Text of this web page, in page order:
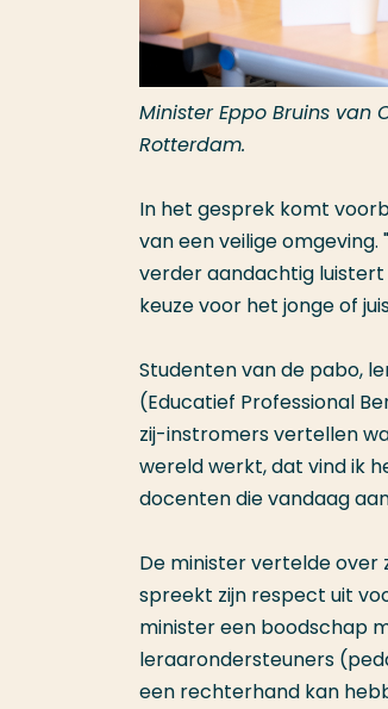
Minister Eppo Bruins van
Rotterdam.
In het gesprek komt
van een veilige
verder aandachtig
keuze voor het jonge of
Studenten van de pabo,
(Educatief Professional
zij-instromers vertellen
wereld werkt, dat vind ik
docenten die vandaag
De minister vertelde over
spreekt zijn respect uit
minister een boodschap
leraarondersteuners
een rechterhand kan